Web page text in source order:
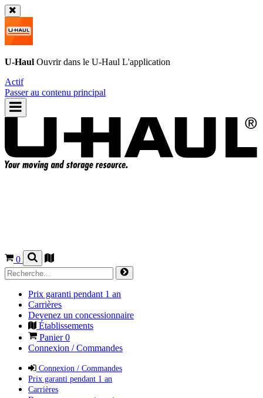
U-Haul Ouvrir dans le U-Haul L'application
Actif
Passer au contenu principal
0
Prix garanti pendant 1 an
Carrières
Devenez un concessionnaire
Établissements
Panier0
Connexion / Commandes
Connexion / Commandes
Prix garanti pendant 1 an
Carrières